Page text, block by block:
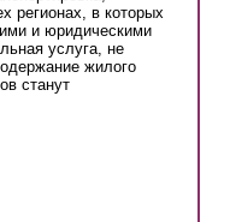
регионах, в которых
и юридическими
услуга, не
жилого
станут